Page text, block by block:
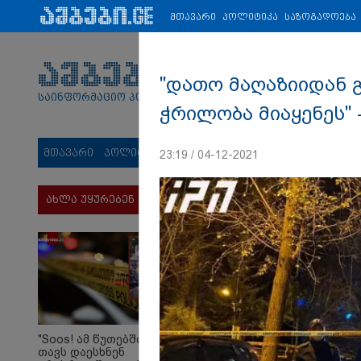
პარტნიორები: ახალი ამბები ეკონომიკა ვიდეო
საინფორმაციო პორტალი
მთავარი პოლიტიკა საზოგადოება
ახლა უყურებენ
"Soos! ამ წუთებში
თავს დაესხნენ
მთავარი პოლიტიკა საზოგადოება
"დათო მაღაზიიდან
ჭრილობა მიაყენეს"
23:19 / 04-12-2021